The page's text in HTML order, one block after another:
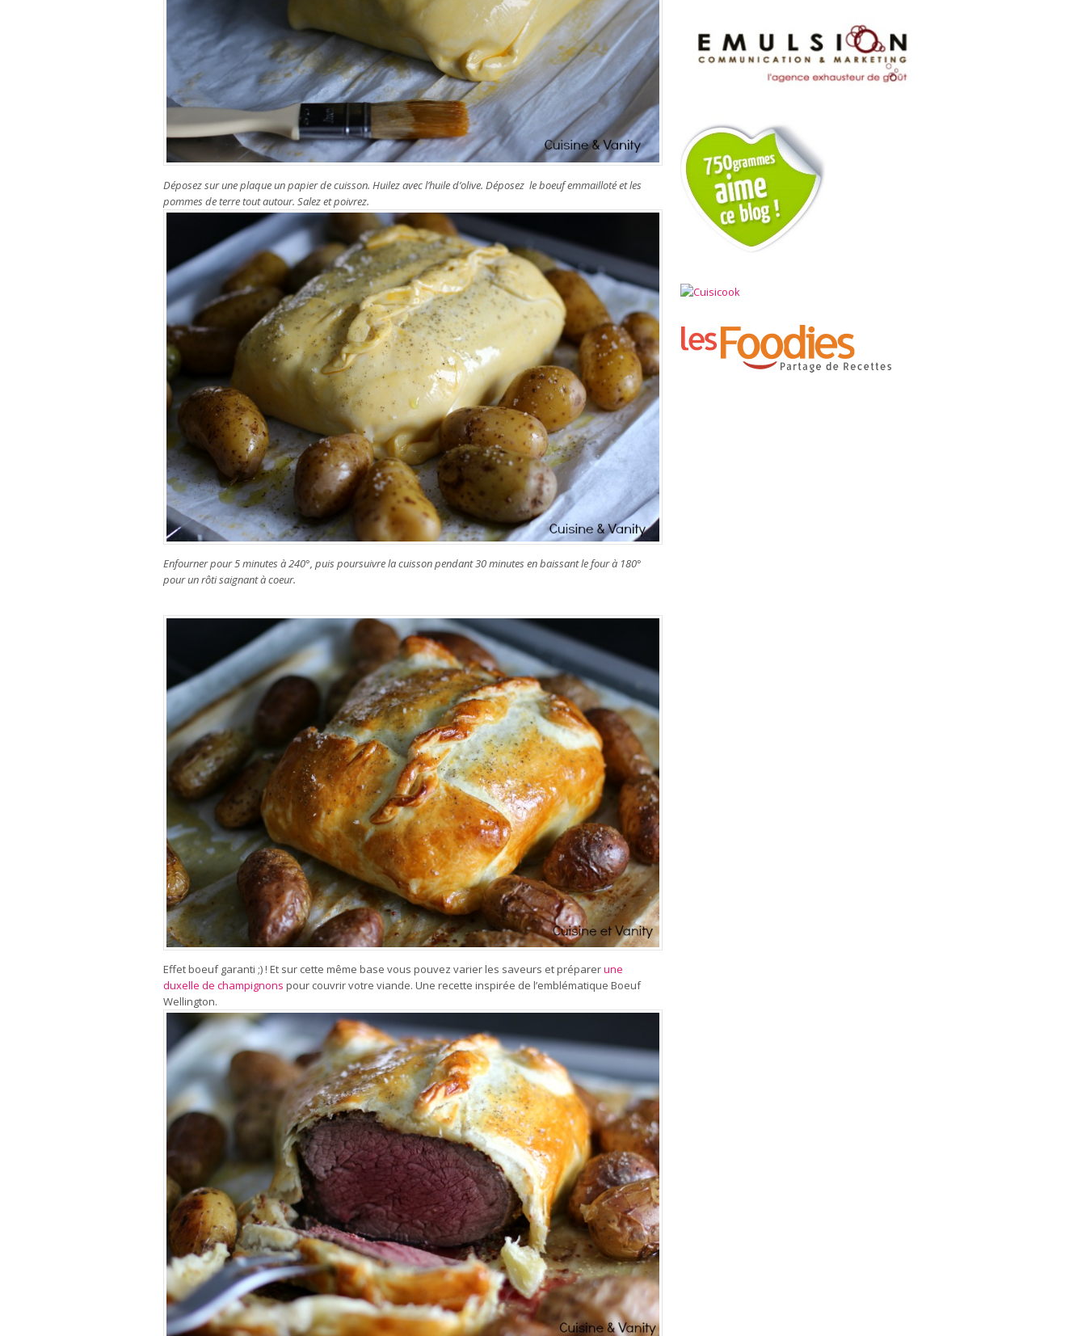
Déposez sur une plaque un papier de cuisson. Huilez avec l’huile d’olive. Déposez le boeuf emmailloté et les
pommes de terre tout autour. Salez et poivrez.
Enfourner pour 5 minutes à 240°, puis poursuivre la cuisson pendant 30 minutes en baissant le four à 180°
pour un rôti saignant à coeur.
Effet boeuf garanti ;) ! Et sur cette même base vous pouvez varier les saveurs et préparerune
duxelle de champignons pour couvrir votre viande. Une recette inspirée de l’emblématique Boeuf
Wellington.